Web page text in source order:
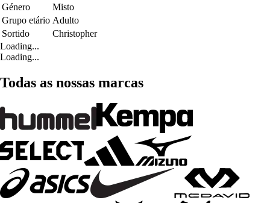
Género
Misto
Grupo etário Adulto
Sortido
Christopher
Loading...
Loading...
Todas as nossas marcas